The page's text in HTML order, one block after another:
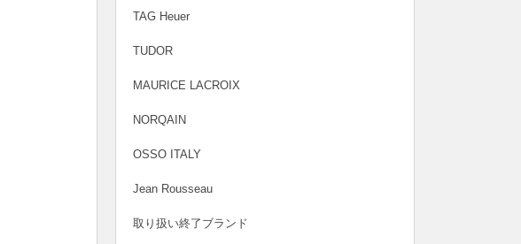
TAG Heuer
TUDOR
MAURICE LACROIX
NORQAIN
OSSO ITALY
Jean Rousseau
取り扱い終了ブランド